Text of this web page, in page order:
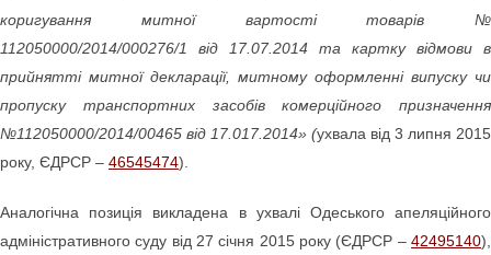
коригування митної вартості товарів №
112050000/2014/000276/1 від 17.07.2014 та картку відмови в
прийнятті митної декларації, митному оформленні випуску чи
пропуску транспортних засобів комерційного призначення
№112050000/2014/00465 від 17.017.2014» (ухвала від 3 липня 2015
року, ЄДРСР – 46545474).
Аналогічна позиція викладена в ухвалі Одеського апеляційного
адміністративного суду від 27 січня 2015 року (ЄДРСР – 42495140),